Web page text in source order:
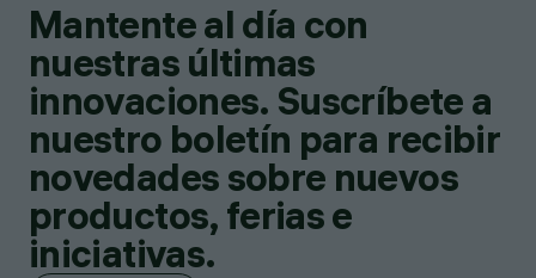
Mantente al día con
nuestras últimas
innovaciones. Suscríbete a
nuestro boletín para recibir
novedades sobre nuevos
productos, ferias e
iniciativas.